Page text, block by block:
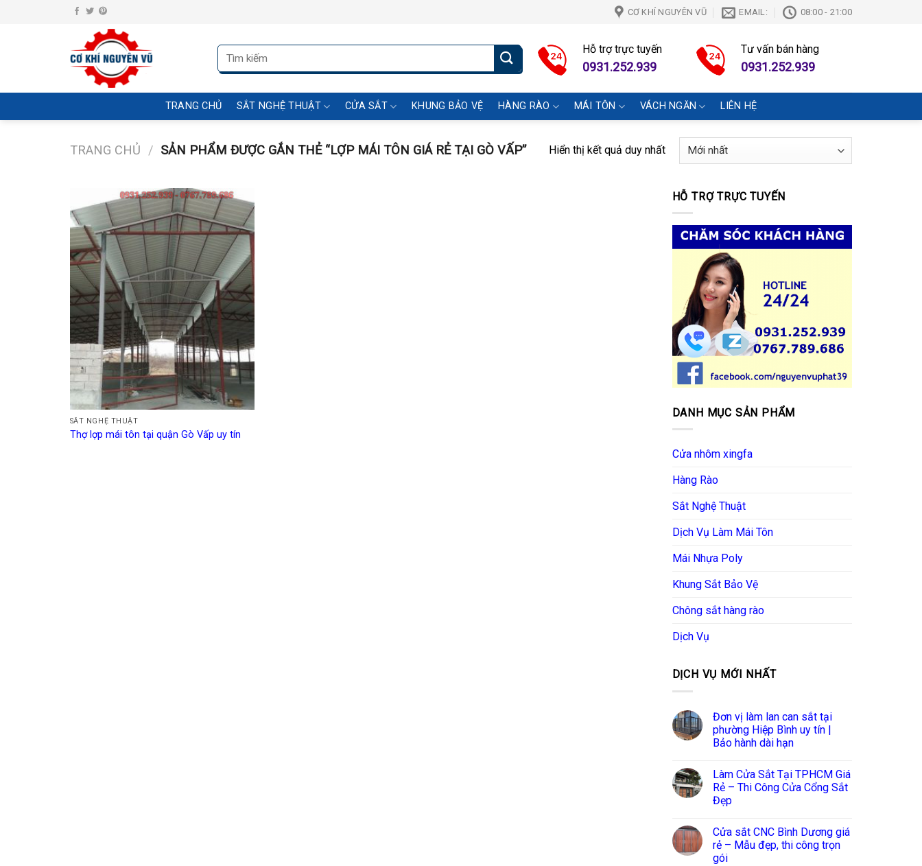
CƠ KHÍ NGUYÊN VŨ EMAIL: 08:00 - 21:00
Tìm
kiếm:
Hỗ trợ trực tuyến
0931.252.939
Tư vấn bán hàng
0931.252.939
TRANG CHỦ SẮT NGHỆ THUẬT CỬA SẮT KHUNG BẢO VỆ HÀNG RÀO MÁI TÔN VÁCH NGĂN LIÊN HỆ
TRANG CHỦ / SẢN PHẨM ĐƯỢC GẮN THẺ “LỢP MÁI TÔN GIÁ RẺ TẠI GÒ VẤP” Hiển thị kết quả duy nhất
SẮT NGHỆ THUẬT
Thợ lợp mái tôn tại quận Gò Vấp uy tín
HỖ TRỢ TRỰC TUYẾN
DANH MỤC SẢN PHẨM
Cửa nhôm xingfa
Hàng Rào
Sắt Nghệ Thuật
Dịch Vụ Làm Mái Tôn
Mái Nhựa Poly
Khung Sắt Bảo Vệ
Chông sắt hàng rào
Dịch Vụ
DỊCH VỤ MỚI NHẤT
Đơn vị làm lan can sắt tại
phường Hiệp Bình uy tín |
Bảo hành dài hạn
Làm Cửa Sắt Tại TPHCM Giá
Rẻ – Thi Công Cửa Cổng Sắt
Đẹp
Cửa sắt CNC Bình Dương giá
rẻ – Mẫu đẹp, thi công trọn
gói